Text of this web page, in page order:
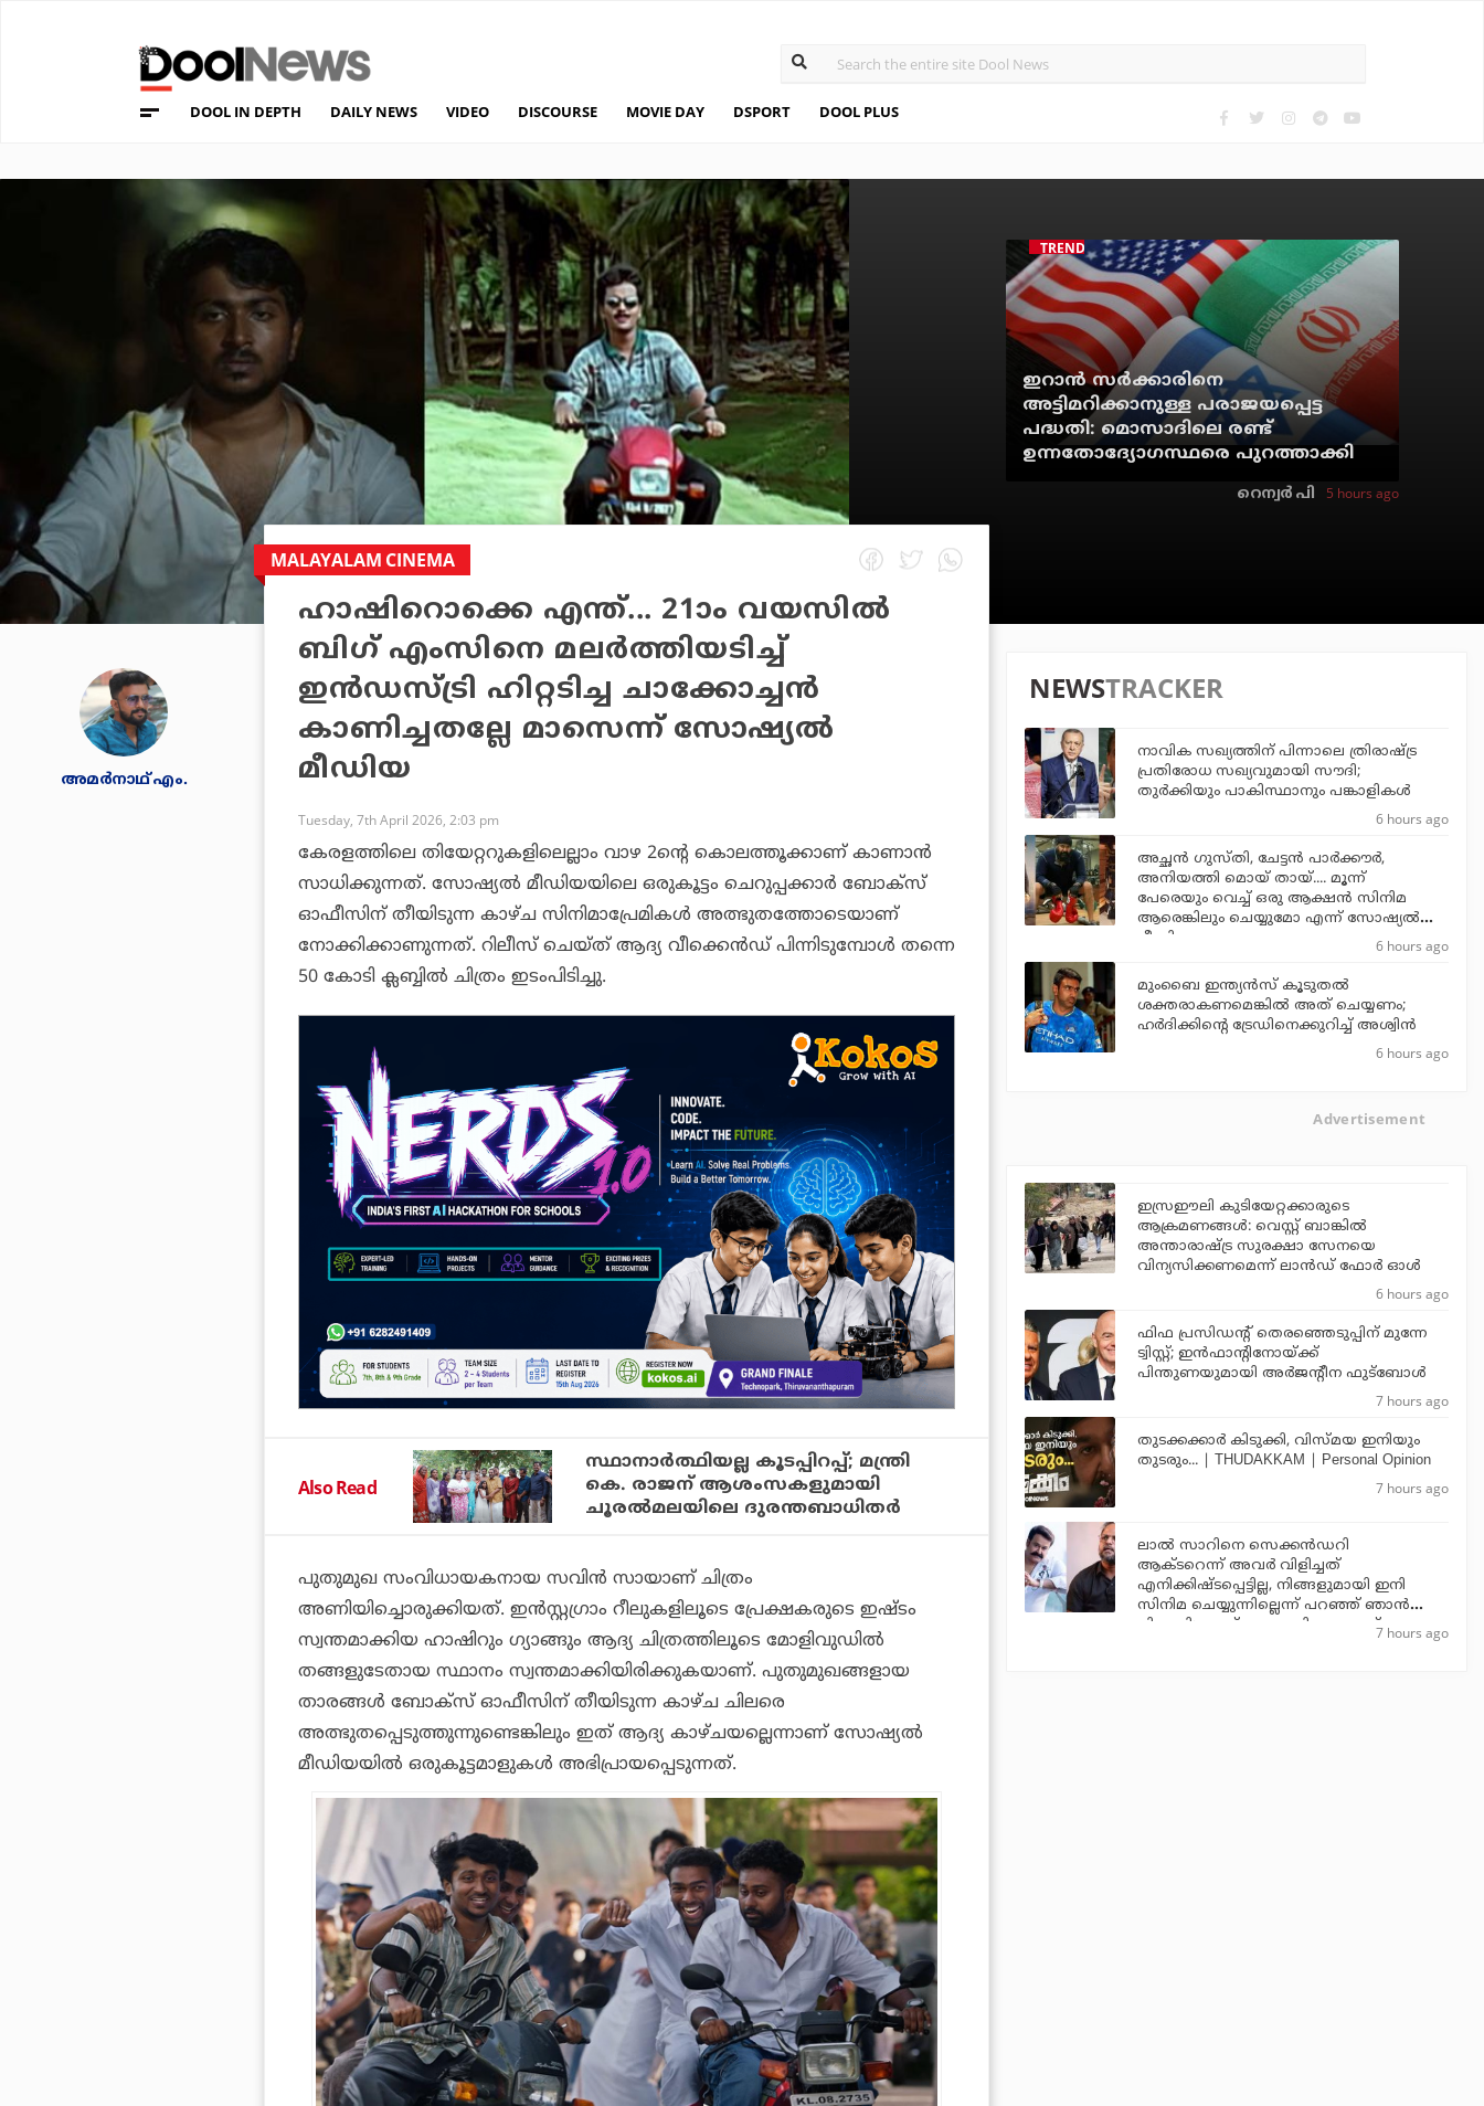
DOOL IN DEPTH DAILY NEWS VIDEO DISCOURSE MOVIE DAY DSPORT DOOL PLUS
TRENDING
ഇറാന്‍ സര്‍ക്കാരിനെ
അട്ടിമറിക്കാനുള്ള പരാജയപ്പെട്ട
പദ്ധതി: മൊസാദിലെ രണ്ട്
ഉന്നതോദ്യോഗസ്ഥരെ പുറത്താക്കി
റെന്വര്‍ പി 5 hours ago
അമര്‍നാഥ് എം.
MALAYALAM CINEMA
ഹാഷിറൊക്കെ എന്ത്... 21ാം വയസില്‍
ബിഗ് എംസിനെ മലര്‍ത്തിയടിച്ച്
ഇന്‍ഡസ്ട്രി ഹിറ്റടിച്ച ചാക്കോച്ചന്‍
കാണിച്ചതല്ലേ മാസെന്ന് സോഷ്യല്‍
മീഡിയ
Tuesday, 7th April 2026, 2:03 pm
കേരളത്തിലെ തിയേറ്ററുകളിലെല്ലാം വാഴ 2ന്റെ കൊലത്തൂക്കാണ് കാണാന്‍
സാധിക്കുന്നത്. സോഷ്യല്‍ മീഡിയയിലെ ഒരുകൂട്ടം ചെറുപ്പക്കാര്‍ ബോക്‌സ്
ഓഫീസിന് തീയിടുന്ന കാഴ്ച സിനിമാപ്രേമികള്‍ അത്ഭുതത്തോടെയാണ്
നോക്കിക്കാണുന്നത്. റിലീസ് ചെയ്ത് ആദ്യ വീക്കെന്‍ഡ് പിന്നിടുമ്പോള്‍ തന്നെ
50 കോടി ക്ലബ്ബില്‍ ചിത്രം ഇടംപിടിച്ചു.
Also Read
സ്ഥാനാർത്ഥിയല്ല കൂടപ്പിറപ്പ്; മന്ത്രി
കെ. രാജന് ആശംസകളുമായി
ചൂരൽമലയിലെ ദുരന്തബാധിതർ
പുതുമുഖ സംവിധായകനായ സവിന്‍ സായാണ് ചിത്രം
അണിയിച്ചൊരുക്കിയത്. ഇന്‍സ്റ്റഗ്രാം റീലുകളിലൂടെ പ്രേക്ഷകരുടെ ഇഷ്ടം
സ്വന്തമാക്കിയ ഹാഷിറും ഗ്യാങ്ങും ആദ്യ ചിത്രത്തിലൂടെ മോളിവുഡില്‍
തങ്ങളുടേതായ സ്ഥാനം സ്വന്തമാക്കിയിരിക്കുകയാണ്. പുതുമുഖങ്ങളായ
താരങ്ങള്‍ ബോക്‌സ് ഓഫീസിന് തീയിടുന്ന കാഴ്ച ചിലരെ
അത്ഭുതപ്പെടുത്തുന്നുണ്ടെങ്കിലും ഇത് ആദ്യ കാഴ്ചയല്ലെന്നാണ് സോഷ്യല്‍
മീഡിയയില്‍ ഒരുകൂട്ടമാളുകള്‍ അഭിപ്രായപ്പെടുന്നത്.
NEWSTRACKER
നാവിക സഖ്യത്തിന് പിന്നാലെ ത്രിരാഷ്ട്ര
പ്രതിരോധ സഖ്യവുമായി സൗദി;
തുര്‍ക്കിയും പാകിസ്ഥാനും പങ്കാളികള്‍
6 hours ago
അച്ഛന്‍ ഗുസ്തി, ചേട്ടന്‍ പാര്‍ക്കൗര്‍,
അനിയത്തി മൊയ് തായ്.... മൂന്ന്
പേരെയും വെച്ച് ഒരു ആക്ഷന്‍ സിനിമ
ആരെങ്കിലും ചെയ്യുമോ എന്ന് സോഷ്യല്‍
മീഡിയ
6 hours ago
മുംബൈ ഇന്ത്യന്‍സ് കൂടുതല്‍
ശക്തരാകണമെങ്കില്‍ അത് ചെയ്യണം;
ഹര്‍ദിക്കിന്റെ ട്രേഡിനെക്കുറിച്ച് അശ്വിന്‍
6 hours ago
Advertisement
ഇസ്രഈലി കുടിയേറ്റക്കാരുടെ
ആക്രമണങ്ങള്‍: വെസ്റ്റ് ബാങ്കില്‍
അന്താരാഷ്ട്ര സുരക്ഷാ സേനയെ
വിന്യസിക്കണമെന്ന് ലാന്‍ഡ് ഫോര്‍ ഓള്‍
6 hours ago
ഫിഫ പ്രസിഡന്റ് തെരഞ്ഞെടുപ്പിന് മുന്നേ
ട്വിസ്റ്റ്; ഇന്‍ഫാന്റിനോയ്ക്ക്
പിന്തുണയുമായി അര്‍ജന്റീന ഫുട്‌ബോള്‍
7 hours ago
തുടക്കക്കാര്‍ കിടുക്കി, വിസ്മയ ഇനിയും
തുടരും... | THUDAKKAM | Personal Opinion
7 hours ago
ലാല്‍ സാറിനെ സെക്കന്‍ഡറി
ആക്ടറെന്ന് അവര്‍ വിളിച്ചത്
എനിക്കിഷ്ടപ്പെട്ടില്ല, നിങ്ങളുമായി ഇനി
സിനിമ ചെയ്യുന്നില്ലെന്ന് പറഞ്ഞ് ഞാന്‍
പിന്മാറി: ജൂഡ് ആന്തണി ജോസഫ്7 hours ago